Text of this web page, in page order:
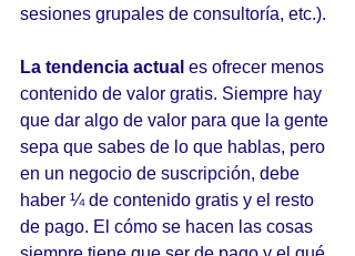
sesiones grupales de consultoría, etc.).
La tendencia actual es ofrecer menos
contenido de valor gratis. Siempre hay
que dar algo de valor para que la gente
sepa que sabes de lo que hablas, pero
en un negocio de suscripción, debe
haber ¼ de contenido gratis y el resto
de pago. El cómo se hacen las cosas